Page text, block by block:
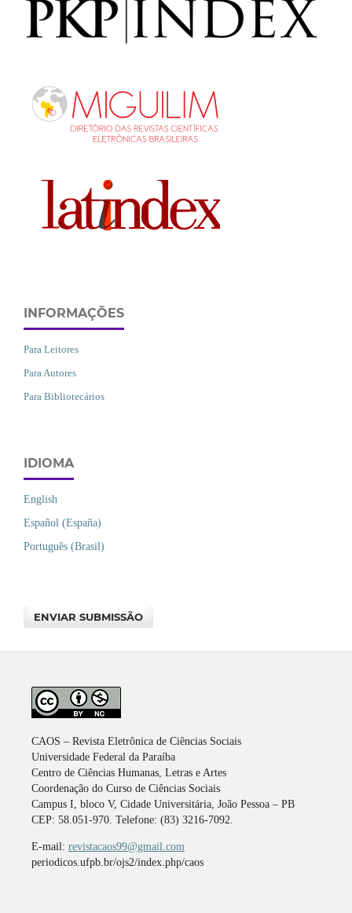
INFORMAÇÕES
Para Leitores
Para Autores
Para Bibliotecários
IDIOMA
English
Español (España)
Português (Brasil)
ENVIAR SUBMISSÃO
CAOS – Revista Eletrônica de Ciências Sociais
Universidade Federal da Paraíba
Centro de Ciências Humanas, Letras e Artes
Coordenação do Curso de Ciências Sociais
Campus I, bloco V, Cidade Universitária, João Pessoa – PB
CEP: 58.051-970. Telefone: (83) 3216-7092.
E-mail: revistacaos99@gmail.com
periodicos.ufpb.br/ojs2/index.php/caos